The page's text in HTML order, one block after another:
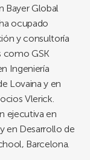
Bayer Global
ocupado
y consultoría
como GSK
Ingeniería
Lovaina y en
Vlerick.
ejecutiva en
en Desarrollo de
Barcelona.